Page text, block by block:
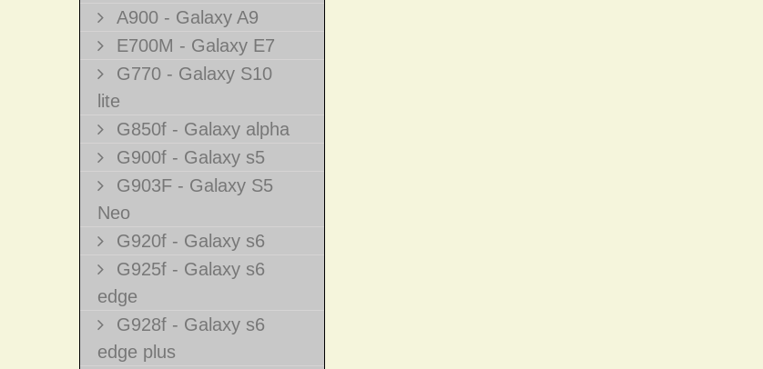
A900 - Galaxy A9
E700M - Galaxy E7
G770 - Galaxy S10
lite
G850f - Galaxy alpha
G900f - Galaxy s5
G903F - Galaxy S5
Neo
G920f - Galaxy s6
G925f - Galaxy s6
edge
G928f - Galaxy s6
edge plus